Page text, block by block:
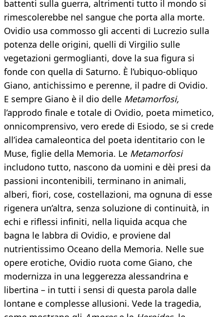
battenti sulla guerra, altrimenti tutto il mondo si
rimescolerebbe nel sangue che porta alla morte.
Ovidio usa commosso gli accenti di Lucrezio sulla
potenza delle origini, quelli di Virgilio sulle
vegetazioni germoglianti, dove la sua figura si
fonde con quella di Saturno. È l’ubiquo-obliquo
Giano, antichissimo e perenne, il padre di Ovidio.
E sempre Giano è il dio delle Metamorfosi,
l’approdo finale e totale di Ovidio, poeta mimetico,
onnicomprensivo, vero erede di Esiodo, se si crede
all’idea camaleontica del poeta identitario con le
Muse, figlie della Memoria. Le Metamorfosi
includono tutto, nascono da uomini e dèi presi da
passioni incontenibili, terminano in animali,
alberi, fiori, cose, costellazioni, ma ognuna di esse
rigenera un’altra, senza soluzione di continuità, in
echi e riflessi infiniti, nella liquida acqua che
bagna le labbra di Ovidio, e proviene dal
nutrientissimo Oceano della Memoria. Nelle sue
opere erotiche, Ovidio ruota come Giano, che
modernizza in una leggerezza alessandrina e
libertina – in tutti i sensi di questa parola dalle
lontane e complesse allusioni. Vede la tragedia,